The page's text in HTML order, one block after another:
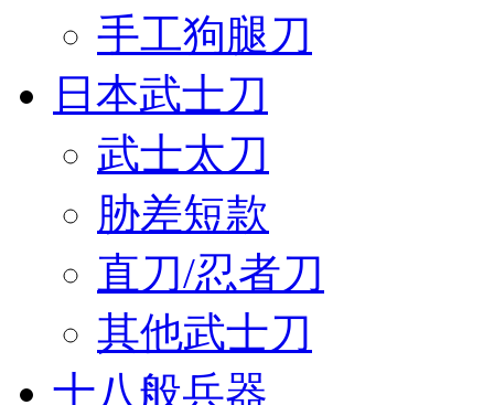
手工狗腿刀
日本武士刀
武士太刀
胁差短款
直刀/忍者刀
其他武士刀
十八般兵器